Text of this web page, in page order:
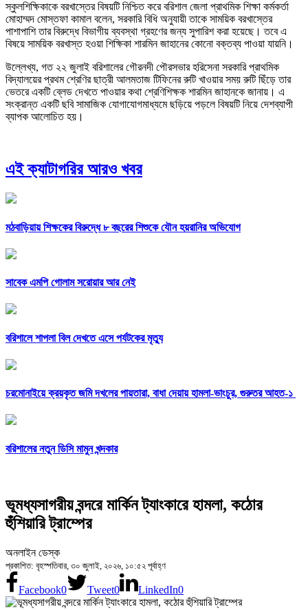
স্কুলশিক্ষিকাকে বরখাস্তের বিষয়টি নিশ্চিত করে বরিশাল জেলা প্রাথমিক শিক্ষা কর্মকর্তা
মোহাম্মদ মোস্তফা কামাল বলেন, সরকারি বিধি অনুযায়ী তাকে সাময়িক বরখাস্তের
পাশাপাশি তার বিরুদ্ধে বিভাগীয় ব্যবস্থা গ্রহণের জন্য সুপারিশ করা হয়েছে। তবে এ
বিষয়ে সাময়িক বরখাস্ত হওয়া শিক্ষিকা শারমিন জাহানের কোনো বক্তব্য পাওয়া যায়নি।
উল্লেখ্য, গত ২২ জুলাই বরিশালের গৌরনদী পৌরসভার হরিসেনা সরকারি প্রাথমিক
বিদ্যালয়ের প্রথম শ্রেণির ছাত্রী আলমতাজ টিফিনের রুটি খাওয়ার সময় রুটি ছিঁড়ে তার
ভেতরে একটি ব্লেড দেখতে পাওয়ার কথা শ্রেণিশিক্ষক শারমিন জাহানকে জানায়। এ
সংক্রান্ত একটি ছবি সামাজিক যোগাযোগমাধ্যমে ছড়িয়ে পড়লে বিষয়টি নিয়ে দেশব্যাপী
ব্যাপক আলোচিত হয়।
এই ক্যাটাগরির আরও খবর
মঠবাড়িয়ায় শিক্ষকের বিরুদ্ধে ৮ বছরের শিশুকে যৌন হয়রানির অভিযোগ
সাবেক এমপি গোলাম সরোয়ার আর নেই
বরিশালে শাপলা বিল দেখতে এসে পর্যটকের মৃত্যু
চরমোনাইয়ে ক্রয়কৃত জমি দখলের পায়তারা, বাধা দেয়ায় হামলা-ভাংচুর, গুরুতর আহত-১
বরিশালের নতুন ডিসি মামুন খন্দকার
ভূমধ্যসাগরীয় বন্দরে মার্কিন ট্যাংকারে হামলা, কঠোর
হুঁশিয়ারি ট্রাম্পের
অনলাইন ডেস্ক
প্রকাশিত: বৃহস্পতিবার, ৩০ জুলাই, ২০২৬, ১০:৫২ পূর্বাহ্ণ
Facebook0 Tweet0 LinkedIn0